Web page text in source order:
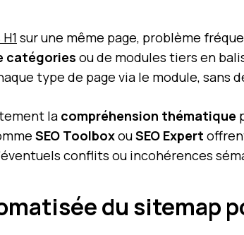
sur une même page, problème
catégories ou de modules tiers en
type de page via le module, sans
la compréhension thématique
SEO ToolboxouSEO Expert
conflits ou incohérences
du sitemap